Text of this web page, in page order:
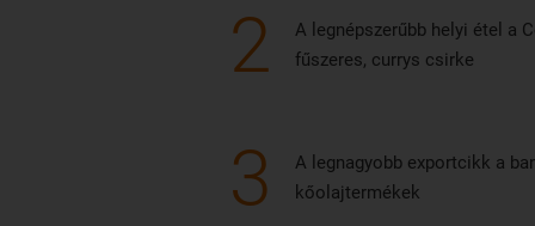
2
A legnépszerűbb helyi étel a
fűszeres, currys csirke
3
A legnagyobb exportcikk a
kőolajtermékek